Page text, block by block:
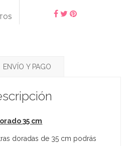
ENVÍO Y PAGO
35 cm
doradas de 35 cm podrás